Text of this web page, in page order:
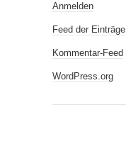
Anmelden
Feed der Einträge
Kommentar-Feed
WordPress.org